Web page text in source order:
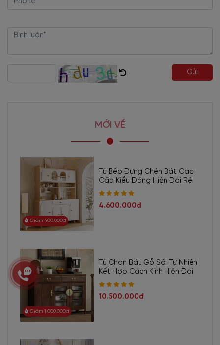
Gửi
MỚI VỀ
Giảm 400.000đ
Tủ Bếp Đựng Chén Bát Cao
Cấp Kiểu Dáng Hiện Đại Rẻ
4.600.000đ
Giảm 1.000.000đ
Tủ Chạn Bát Gỗ Sồi Tự Nhiên
Kết Hợp Cách Kính Hiện Đại
10.500.000đ